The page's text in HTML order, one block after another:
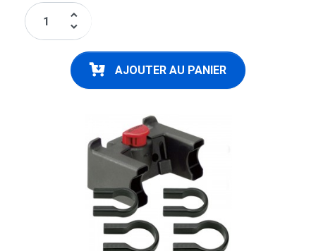
keyboard_arrow_up
keyboard_arrow_down
AJOUTER AU PANIER